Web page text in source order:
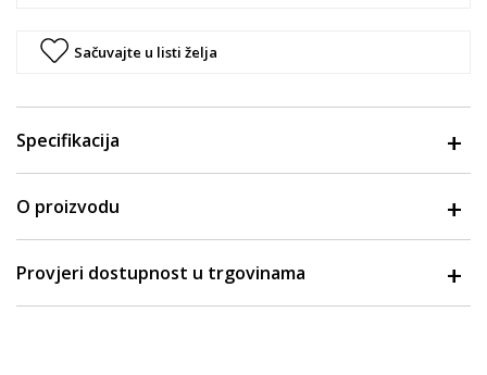
Sačuvajte u listi želja
Specifikacija
O proizvodu
Provjeri dostupnost u trgovinama